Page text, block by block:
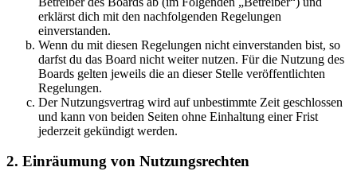
erklärst dich mit den nachfolgenden Regelungen
einverstanden.
Wenn du mit diesen Regelungen nicht einverstanden bist, so
darfst du das Board nicht weiter nutzen. Für die Nutzung des
Boards gelten jeweils die an dieser Stelle veröffentlichten
Regelungen.
Der Nutzungsvertrag wird auf unbestimmte Zeit geschlossen
und kann von beiden Seiten ohne Einhaltung einer Frist
jederzeit gekündigt werden.
2. Einräumung von Nutzungsrechten